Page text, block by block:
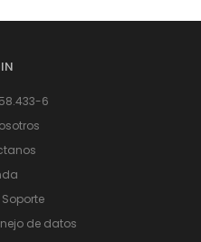
6
de datos